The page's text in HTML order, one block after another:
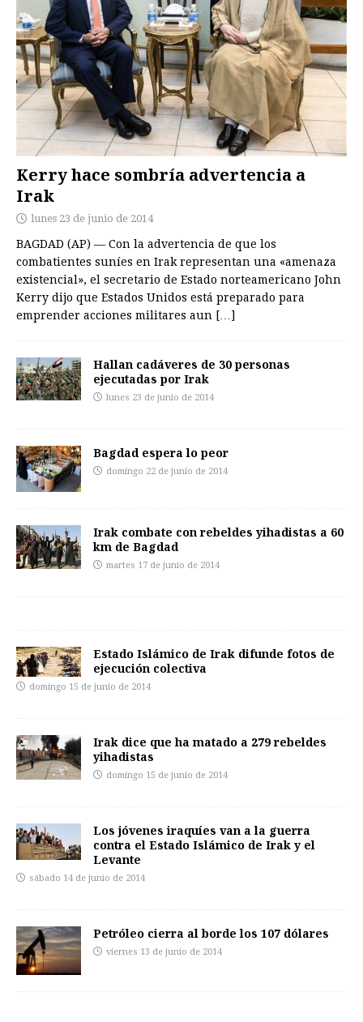
Kerry hace sombría advertencia a
Irak
lunes 23 de junio de 2014
BAGDAD (AP) — Con la advertencia de que los
combatientes suníes en Irak representan una «amenaza
existencial», el secretario de Estado norteamericano John
Kerry dijo que Estados Unidos está preparado para
emprender acciones militares aun […]
Hallan cadáveres de 30 personas
ejecutadas por Irak
lunes 23 de junio de 2014
Bagdad espera lo peor
domingo 22 de junio de 2014
Irak combate con rebeldes yihadistas a 60
km de Bagdad
martes 17 de junio de 2014
Estado Islámico de Irak difunde fotos de
ejecución colectiva
domingo 15 de junio de 2014
Irak dice que ha matado a 279 rebeldes
yihadistas
domingo 15 de junio de 2014
Los jóvenes iraquíes van a la guerra
contra el Estado Islámico de Irak y el
Levante
sábado 14 de junio de 2014
Petróleo cierra al borde los 107 dólares
viernes 13 de junio de 2014